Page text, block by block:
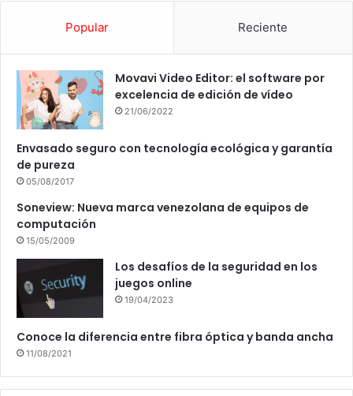
Popular Reciente
Movavi Video Editor: el software por
excelencia de edición de vídeo
21/06/2022
Envasado seguro con tecnología ecológica y garantía
de pureza
05/08/2017
Soneview: Nueva marca venezolana de equipos de
computación
15/05/2009
Los desafíos de la seguridad en los
juegos online
19/04/2023
Conoce la diferencia entre fibra óptica y banda ancha
11/08/2021